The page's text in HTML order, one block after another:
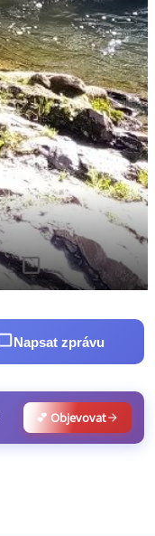
Napsat zprávu
💕 Objevovat